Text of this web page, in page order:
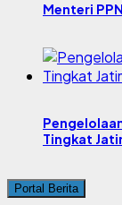
Menteri
Tingkat
Portal Berita